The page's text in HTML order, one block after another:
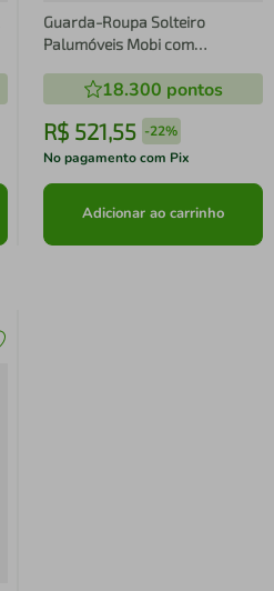
Guarda-Roupa Solteiro
Palumóveis Mobi com
Gavetas, Cinamomo e Off White
- 98cm de Largura
18.300 pontos
R$ 521,55 -22%
No pagamento com Pix
Adicionar ao carrinho